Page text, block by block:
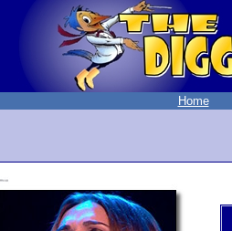
Home